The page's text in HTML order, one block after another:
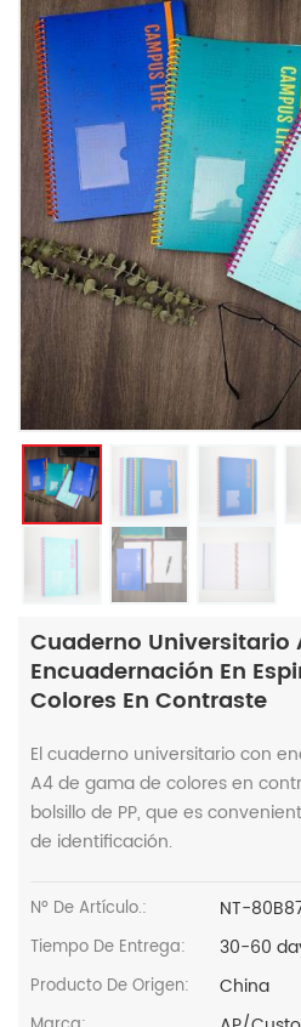
Cuaderno Universitario
Encuadernación En
Colores En Contraste
El cuaderno universitario con
A4 de gama de colores en
bolsillo de PP, que es
de identificación.
Nº De Artículo.: NT-
Tiempo De Entrega: 30-60
Producto De Origen: China